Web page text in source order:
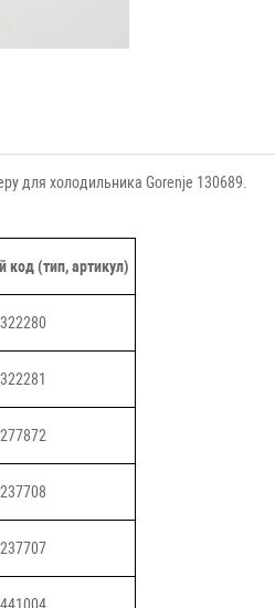
для холодильника Gorenje 130689.
код (тип, артикул)
322280
322281
277872
237708
237707